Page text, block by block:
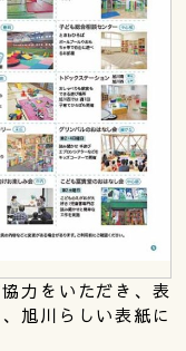
力をいただき、表
旭川らしい表紙に